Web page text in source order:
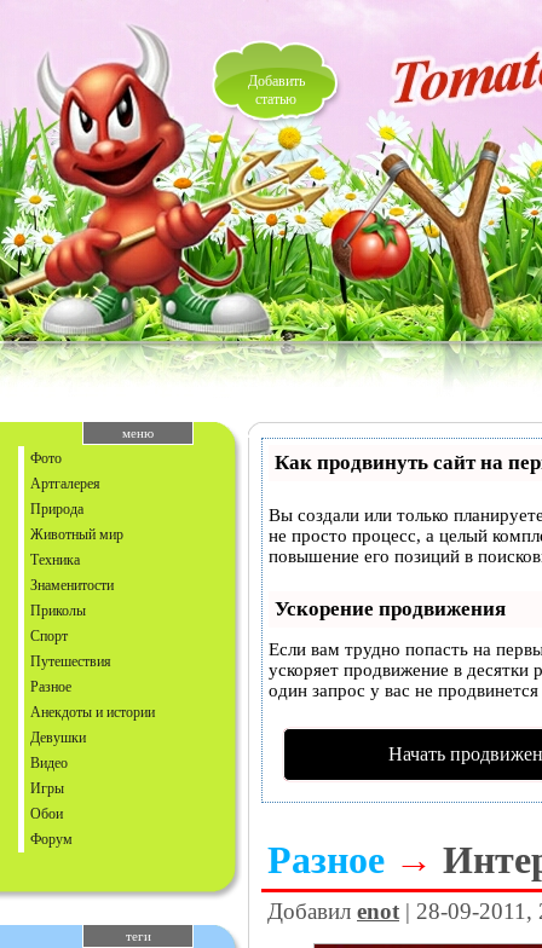
Добавить
статью
меню
Фото
Артгалерея
Природа
Животный мир
Техника
Знаменитости
Приколы
Спорт
Путешествия
Разное
Анекдоты и истории
Девушки
Видео
Игры
Обои
Форум
теги
Как продвинуть сайт на
Вы создали или только
не просто процесс, а целый
повышение его позиций в
Ускорение продвижения
Если вам трудно попасть на
ускоряет продвижение в десятки
один запрос у вас не
Начать
Разное →
Добавил enot | 28-09-